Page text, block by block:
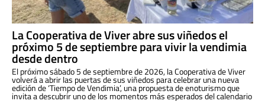
La Cooperativa de Viver abre sus viñedos el
próximo 5 de septiembre para vivir la vendimia
desde dentro
El próximo sábado 5 de septiembre de 2026, la Cooperativa de Viver
volverá a abrir las puertas de sus viñedos para celebrar una nueva
edición de ‘Tiempo de Vendimia’, una propuesta de enoturismo que
invita a descubrir uno de los momentos más esperados del calendario